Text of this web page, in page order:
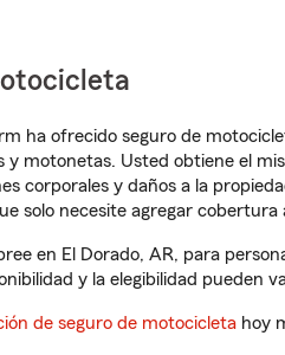
ha ofrecido seguro de
y motonetas. Usted obtiene el
corporales y daños a la
solo necesite agregar cobertura
en El Dorado, AR, para
y la elegibilidad pueden
de seguro de motocicleta hoy